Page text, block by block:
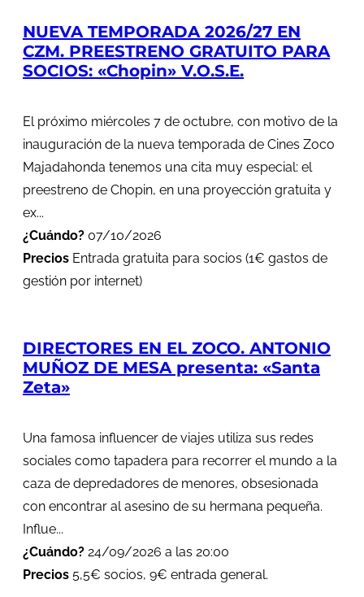
NUEVA TEMPORADA 2026/27 EN
CZM. PREESTRENO GRATUITO PARA
SOCIOS: «Chopin» V.O.S.E.
El próximo miércoles 7 de octubre, con motivo de la
inauguración de la nueva temporada de Cines Zoco
Majadahonda tenemos una cita muy especial: el
preestreno de Chopin, en una proyección gratuita y
ex...
¿Cuándo? 07/10/2026
Precios Entrada gratuita para socios (1€ gastos de
gestión por internet)
DIRECTORES EN EL ZOCO. ANTONIO
MUÑOZ DE MESA presenta: «Santa
Zeta»
Una famosa influencer de viajes utiliza sus redes
sociales como tapadera para recorrer el mundo a la
caza de depredadores de menores, obsesionada
con encontrar al asesino de su hermana pequeña.
Influe...
¿Cuándo? 24/09/2026 a las 20:00
Precios 5,5€ socios, 9€ entrada general.